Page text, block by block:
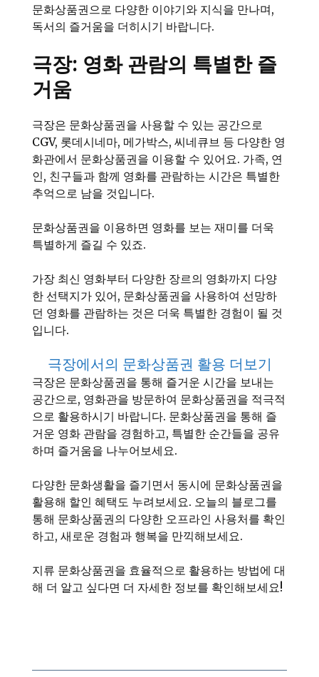
문화상품권으로 다양한 이야기와 지식을 만나며,
독서의 즐거움을 더히시기 바랍니다.
극장: 영화 관람의 특별한 즐
거움
극장은 문화상품권을 사용할 수 있는 공간으로
CGV, 롯데시네마, 메가박스, 씨네큐브 등 다양한 영
화관에서 문화상품권을 이용할 수 있어요. 가족, 연
인, 친구들과 함께 영화를 관람하는 시간은 특별한
추억으로 남을 것입니다.
문화상품권을 이용하면 영화를 보는 재미를 더욱
특별하게 즐길 수 있죠.
가장 최신 영화부터 다양한 장르의 영화까지 다양
한 선택지가 있어, 문화상품권을 사용하여 선망하
던 영화를 관람하는 것은 더욱 특별한 경험이 될 것
입니다.
극장에서의 문화상품권 활용 더보기
극장은 문화상품권을 통해 즐거운 시간을 보내는
공간으로, 영화관을 방문하여 문화상품권을 적극적
으로 활용하시기 바랍니다. 문화상품권을 통해 즐
거운 영화 관람을 경험하고, 특별한 순간들을 공유
하며 즐거움을 나누어보세요.
다양한 문화생활을 즐기면서 동시에 문화상품권을
활용해 할인 혜택도 누려보세요. 오늘의 블로그를
통해 문화상품권의 다양한 오프라인 사용처를 확인
하고, 새로운 경험과 행복을 만끽해보세요.
지류 문화상품권을 효율적으로 활용하는 방법에 대
해 더 알고 싶다면 더 자세한 정보를 확인해보세요!